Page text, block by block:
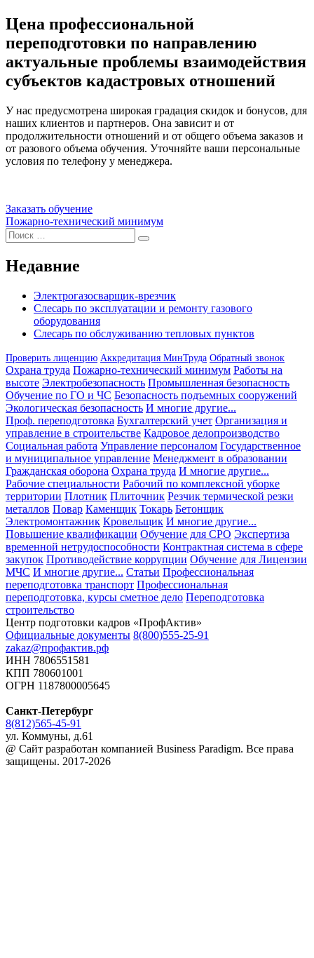
Цена профессиональной
переподготовки по направлению
актуальные проблемы взаимодействия
субъектов кадастровых отношений
У нас предусмотрена широкая градация скидок и бонусов, для
наших клиентов и партнеров. Она зависит и от
продолжительности отношений и от общего объема заказов и
от разового объема обучения. Уточняйте ваши персональные
условия по телефону у менеджера.
Заказать обучение
Навигация
по
записям
Пожарно-технический минимум
Искать:
Поиск
Недавние
Электрогазосварщик-врезчик
Слесарь по эксплуатации и ремонту газового
оборудования
Слесарь по обслуживанию тепловых пунктов
Проверить лиценцию Аккредитация МинТруда Обратный звонок
Охрана труда Пожарно-технический минимум Работы на
высоте Электробезопасность Промышленная безопасность
Обучение по ГО и ЧС Безопасность подъемных сооружений
Экологическая безопасность И многие другие...
Проф. переподготовка Бухгалтерский учет Организация и
управление в строительстве Кадровое делопроизводство
Социальная работа Управление персоналом Государственное
и муниципальное управление Менеджмент в образовании
Гражданская оборона Охрана труда И многие другие...
Рабочие специальности Рабочий по комплексной уборке
территории Плотник Плиточник Резчик термической резки
металлов Повар Каменщик Токарь Бетонщик
Электромонтажник Кровельщик И многие другие...
Повышение квалификации Обучение для СРО Экспертиза
временной нетрудоспособности Контрактная система в сфере
закупок Противодействие коррупции Обучение для Лицензии
МЧС И многие другие... Статьи Профессиональная
переподготовка транспорт Профессиональная
переподготовка, курсы сметное дело Переподготовка
строительство
Центр подготовки кадров «ПрофАктив»
Официальные документы 8(800)555-25-91
zakaz@профактив.рф
ИНН 7806551581
КПП 780601001
ОГРН 1187800005645
Санкт-Петербург
8(812)565-45-91
ул. Коммуны, д.61
@ Сайт разработан компанией Business Paradigm. Все права
защищены. 2017-2026